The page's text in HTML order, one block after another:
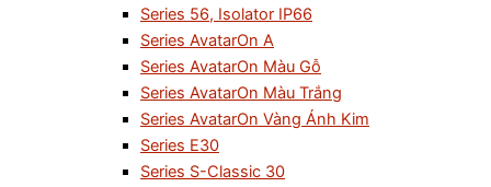
Series 56, Isolator IP66
Series AvatarOn A
Series AvatarOn Màu Gỗ
Series AvatarOn Màu Trắng
Series AvatarOn Vàng Ánh Kim
Series E30
Series S-Classic 30